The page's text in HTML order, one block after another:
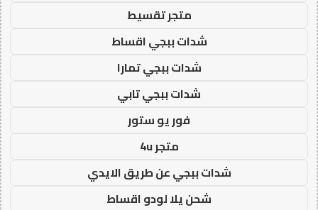
متجر تقسيط
شدات ببجي اقساط
شدات ببجي تمارا
شدات ببجي تابي
فور يو ستور
متجر 4u
شدات ببجي عن طريق الايدي
شحن يلا لودو اقساط